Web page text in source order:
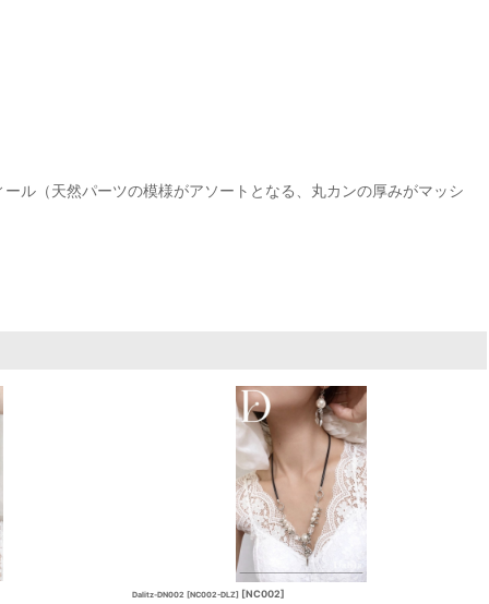
ル（天然パーツの模様がアソートとなる、丸カンの厚みがマッシ
Dalitz-DN002 [NC002-DLZ] [NC002]